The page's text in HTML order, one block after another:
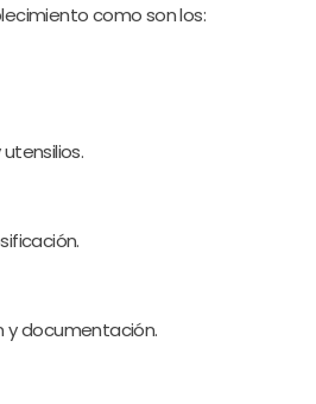
como son los:
y documentación.